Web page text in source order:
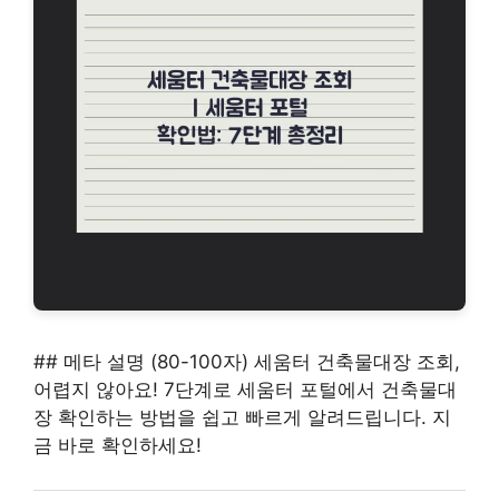
## 메타 설명 (80-100자) 세움터 건축물대장 조회,
어렵지 않아요! 7단계로 세움터 포털에서 건축물대
장 확인하는 방법을 쉽고 빠르게 알려드립니다. 지
금 바로 확인하세요!